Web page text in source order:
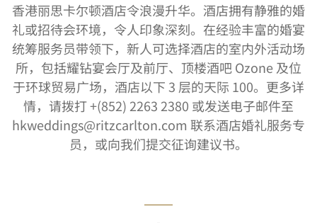
香港丽思卡尔顿酒店令浪漫升华。酒店拥有静雅的婚
礼或招待会环境，令人印象深刻。在经验丰富的婚宴
统筹服务员带领下，新人可选择酒店的室内外活动场
所，包括耀钻宴会厅及前厅、顶楼酒吧 Ozone 及位
于环球贸易广场，酒店以下 3 层的天际 100。更多详
情，请拨打 +(852) 2263 2380 或发送电子邮件至
hkweddings@ritzcarlton.com 联系酒店婚礼服务专
员，或向我们提交征询建议书。